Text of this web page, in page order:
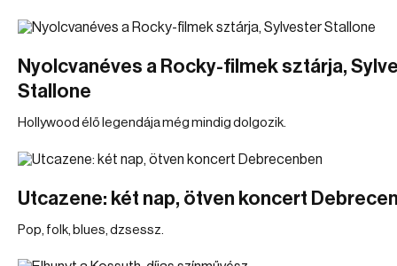
Nyolcvanéves a Rocky-filmek sztárja,
Stallone
Hollywood élő legendája még mindig dolgozik.
Utcazene: két nap, ötven koncert
Pop, folk, blues, dzsessz.